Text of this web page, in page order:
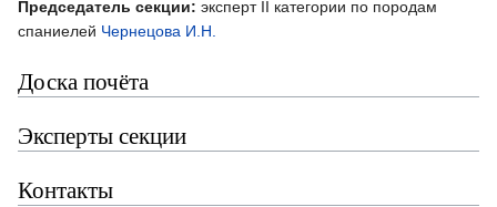
Председатель секции: эксперт II категории по породам
спаниелей Чернецова И.Н.
Доска почёта
Эксперты секции
Контакты